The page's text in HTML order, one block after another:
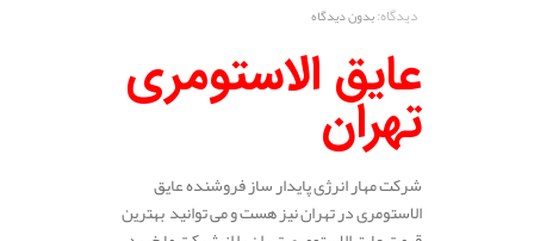
دیدگاه:بدون دیدگاه
عایق الاستومری
تهران
شرکت مهار انرژی پایدار ساز فروشنده عایق
الاستومری در تهران نیز هست و می توانید بهترین